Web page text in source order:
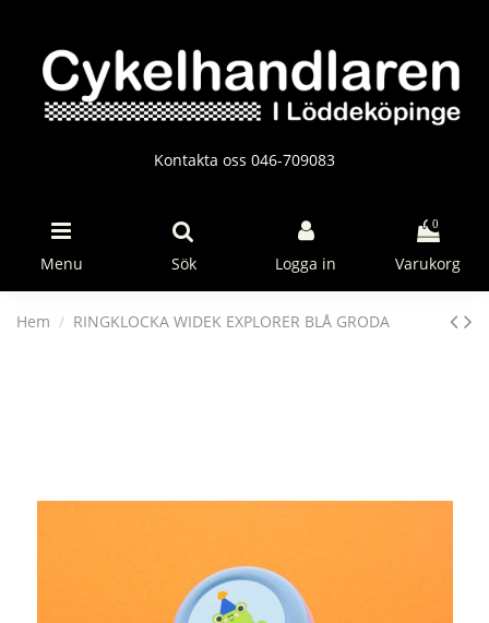
Kontakta oss 046-709083
Menu Sök Logga in
0
Varukorg
Hem RINGKLOCKA WIDEK EXPLORER BLÅ GRODA